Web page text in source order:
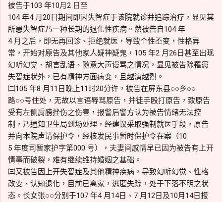
被告于103 年10月2 日至
104 年4 月20日期间即因失智症于该院就诊并追踪治疗，显见其
所患失智症乃一种长期的退化性疾病。然被告自104 年
4 月之后，即无再回诊、拒绝就医，导致个性丕变，性格异
常，开始对原告及其他家人疑神疑鬼，105 年2 月26日甚至出现
幻听幻觉、胡言乱语、随意大声谩骂之情况，显见被告除罹患
失智症状外，已有精神方面病变，且越演越烈。
㈡105 年8 月11日晚上11时20分许，被告在屏东县○○乡○○
路○○号住处，无故以言语辱骂原告，并徒手殴打原告，致原告
受有左侧肩膀挫伤之伤害，报警后警方认为被告情绪无法控
制，乃通知卫生局到场处理，经建议采取强制就医手段，原告
并向本院声请保护令，经核发民事暂时保护令在案（10
5 年度司暂家护字第000 号），夫妻间感情早已因为被告有上开
情事而破裂，难有继续维持婚姻之基础。
㈢又被告因上开失智症及其他精神疾病，导致幻听幻觉、性格
改变、认知退化，目前已离家，逃匿失踪，处于下落不明之状
态。长女张○○分别于107 年4 月14日、7 月12日及10月14日报